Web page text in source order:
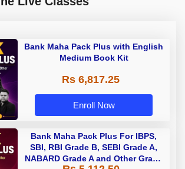
Bank Maha Pack Plus with English
Medium Book Kit
Rs 6,817.25
Enroll Now
Bank Maha Pack Plus For IBPS,
SBI, RBI Grade B, SEBI Grade A,
NABARD Grade A and Other Grade